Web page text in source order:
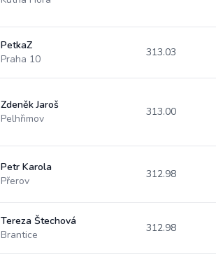
PetkaZ
Praha 10
313.03
Zdeněk Jaroš
Pelhřimov
313.00
Petr Karola
Přerov
312.98
Tereza Štechová
Brantice
312.98